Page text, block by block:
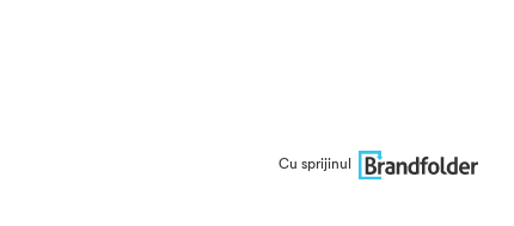
Cu sprijinul